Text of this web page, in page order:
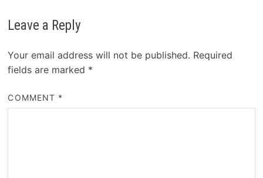
Leave a Reply
Your email address will not be published. Required
fields are marked *
COMMENT *